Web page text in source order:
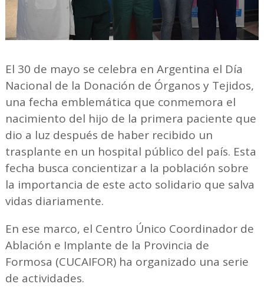
El 30 de mayo se celebra en Argentina el Día
Nacional de la Donación de Órganos y Tejidos,
una fecha emblemática que conmemora el
nacimiento del hijo de la primera paciente que
dio a luz después de haber recibido un
trasplante en un hospital público del país. Esta
fecha busca concientizar a la población sobre
la importancia de este acto solidario que salva
vidas diariamente.
En ese marco, el Centro Único Coordinador de
Ablación e Implante de la Provincia de
Formosa (CUCAIFOR) ha organizado una serie
de actividades.